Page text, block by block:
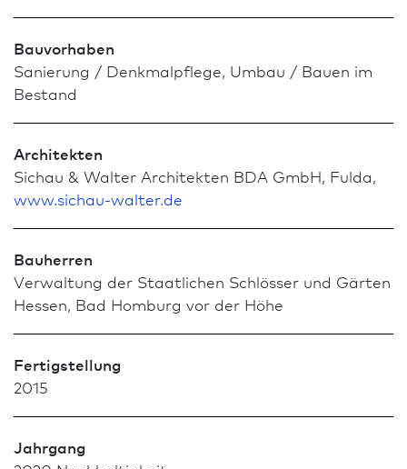
Bauvorhaben
Sanierung / Denkmal­pflege, Umbau / Bauen im
Bestand
Architekten
Sichau & Walter Architekten BDA GmbH, Fulda,
www.sichau-walter.de
Bauherren
Verwaltung der Staatlichen Schlösser und Gärten
Hessen, Bad Homburg vor der Höhe
Fertigstellung
2015
Jahrgang